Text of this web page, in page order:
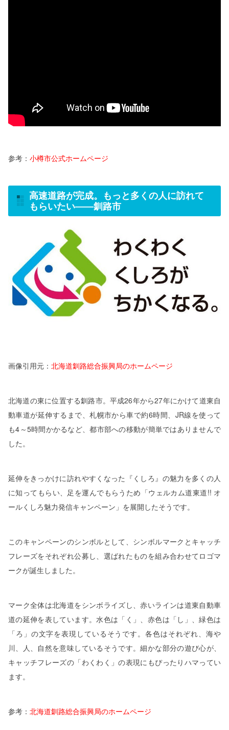
参考： 小樽市公式ホームページ
高速道路が完成。もっと多くの人に訪れて
もらいたい――釧路市
画像引用元： 北海道釧路総合振興局のホームページ
北海道の東に位置する釧路市。平成26年から27年にかけて道東自
動車道が延伸するまで、札幌市から車で約6時間、 JR線を使って
も4 ～5時間かかるなど、都市部への移動が簡単ではありませんで
した。
延伸をきっかけに訪れやすくなった『くしろ』の魅力を多くの人
に知ってもらい、足を運んでもらうため「ウェルカム道東道!! オ
ールくしろ魅力発信キャンペーン」を展開したそうです。
このキャンペーンのシンボルとして、シンボルマークとキャッチ
フレーズをそれぞれ公募し、選ばれたものを組み合わせてロゴマ
ークが誕生しました。
マーク全体は北海道をシンボライズし、赤いラインは道東自動車
道の延伸を表しています。水色は「く」、赤色は「し」、緑色は
「ろ」の文字を表現しているそうです。各色はそれぞれ、海や
川、人、自然を意味しているそうです。細かな部分の遊び心が、
キャッチフレーズの「わくわく」の表現にもぴったりハマってい
ます。
参考： 北海道釧路総合振興局のホームページ